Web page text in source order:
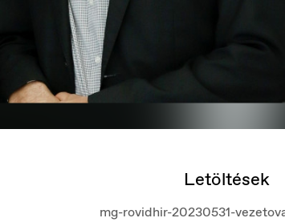
Letöltések
mg-rovidhir-20230531-